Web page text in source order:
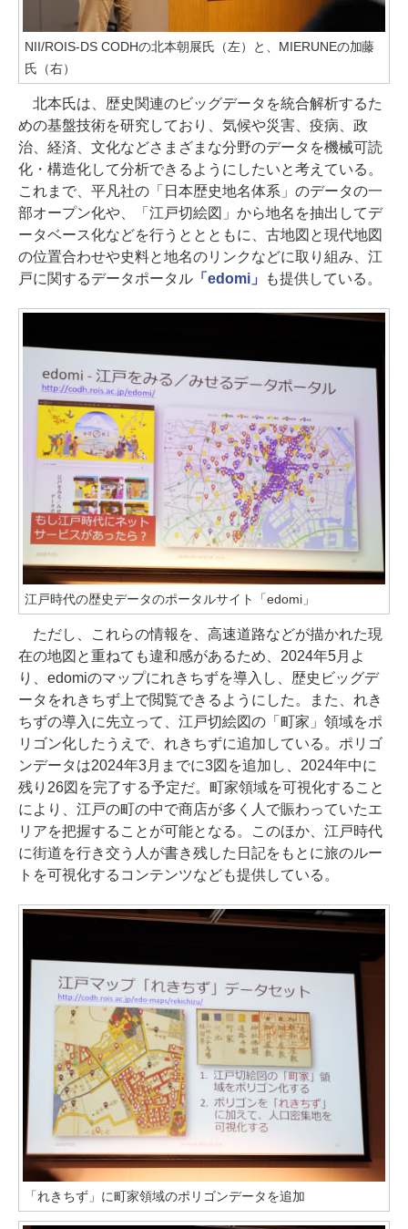
NII/ROIS-DS CODHの北本朝展氏（左）と、MIERUNEの加藤
氏（右）
北本氏は、歴史関連のビッグデータを統合解析するた
めの基盤技術を研究しており、気候や災害、疫病、政
治、経済、文化などさまざまな分野のデータを機械可読
化・構造化して分析できるようにしたいと考えている。
これまで、平凡社の「日本歴史地名体系」のデータの一
部オープン化や、「江戸切絵図」から地名を抽出してデ
ータベース化などを行うととともに、古地図と現代地図
の位置合わせや史料と地名のリンクなどに取り組み、江
戸に関するデータポータル「edomi」 も提供している。
江戸時代の歴史データのポータルサイト「edomi」
ただし、これらの情報を、高速道路などが描かれた現
在の地図と重ねても違和感があるため、2024年5月よ
り、edomiのマップにれきちずを導入し、歴史ビッグデ
ータをれきちず上で閲覧できるようにした。また、れき
ちずの導入に先立って、江戸切絵図の「町家」領域をポ
リゴン化したうえで、れきちずに追加している。ポリゴ
ンデータは2024年3月までに3図を追加し、2024年中に
残り26図を完了する予定だ。町家領域を可視化すること
により、江戸の町の中で商店が多く人で賑わっていたエ
リアを把握することが可能となる。このほか、江戸時代
に街道を行き交う人が書き残した日記をもとに旅のルー
トを可視化するコンテンツなども提供している。
「れきちず」に町家領域のポリゴンデータを追加